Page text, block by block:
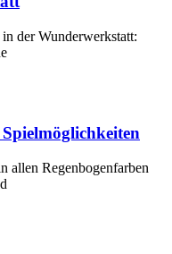
der Wunderwerkstatt:
allen Regenbogenfarben